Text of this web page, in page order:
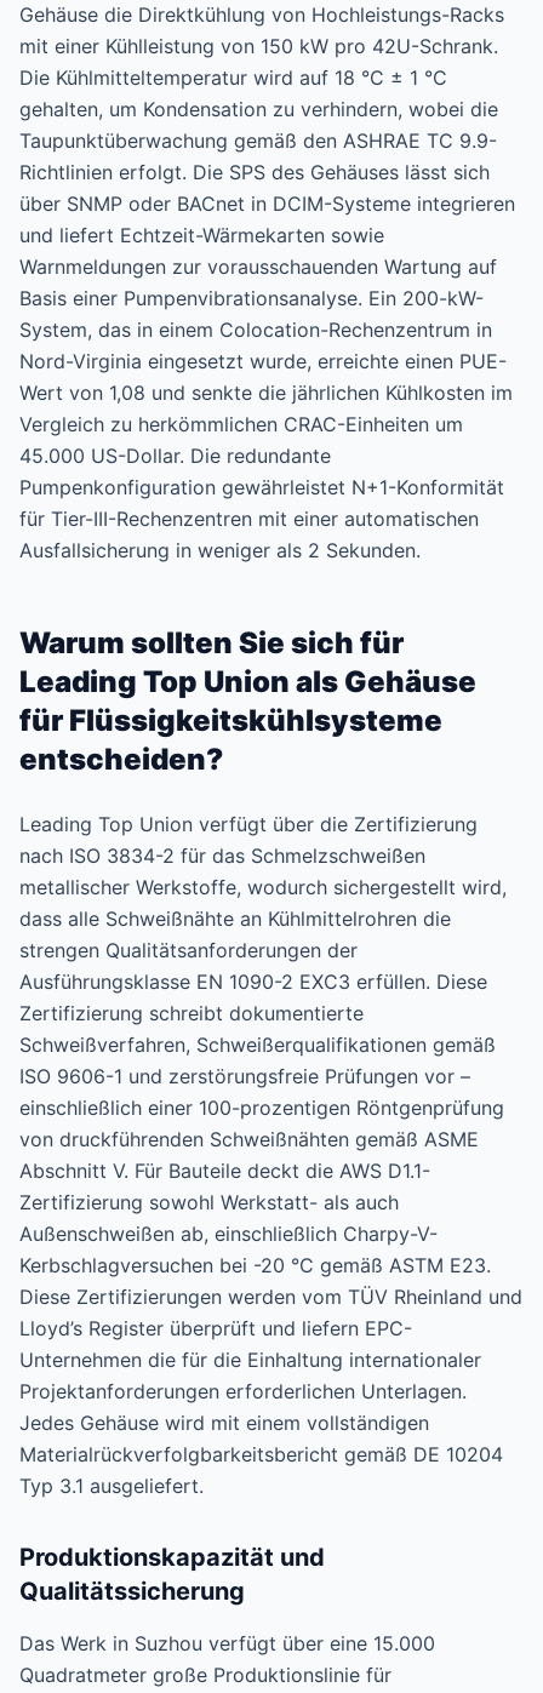
Gehäuse die Direktkühlung von Hochleistungs-Racks
mit einer Kühlleistung von 150 kW pro 42U-Schrank.
Die Kühlmitteltemperatur wird auf 18 °C ± 1 °C
gehalten, um Kondensation zu verhindern, wobei die
Taupunktüberwachung gemäß den ASHRAE TC 9.9-
Richtlinien erfolgt. Die SPS des Gehäuses lässt sich
über SNMP oder BACnet in DCIM-Systeme integrieren
und liefert Echtzeit-Wärmekarten sowie
Warnmeldungen zur vorausschauenden Wartung auf
Basis einer Pumpenvibrationsanalyse. Ein 200-kW-
System, das in einem Colocation-Rechenzentrum in
Nord-Virginia eingesetzt wurde, erreichte einen PUE-
Wert von 1,08 und senkte die jährlichen Kühlkosten im
Vergleich zu herkömmlichen CRAC-Einheiten um
45.000 US-Dollar. Die redundante
Pumpenkonfiguration gewährleistet N+1-Konformität
für Tier-III-Rechenzentren mit einer automatischen
Ausfallsicherung in weniger als 2 Sekunden.
Warum sollten Sie sich für
Leading Top Union als Gehäuse
für Flüssigkeitskühlsysteme
entscheiden?
Leading Top Union verfügt über die Zertifizierung
nach ISO 3834-2 für das Schmelzschweißen
metallischer Werkstoffe, wodurch sichergestellt wird,
dass alle Schweißnähte an Kühlmittelrohren die
strengen Qualitätsanforderungen der
Ausführungsklasse EN 1090-2 EXC3 erfüllen. Diese
Zertifizierung schreibt dokumentierte
Schweißverfahren, Schweißerqualifikationen gemäß
ISO 9606-1 und zerstörungsfreie Prüfungen vor –
einschließlich einer 100-prozentigen Röntgenprüfung
von druckführenden Schweißnähten gemäß ASME
Abschnitt V. Für Bauteile deckt die AWS D1.1-
Zertifizierung sowohl Werkstatt- als auch
Außenschweißen ab, einschließlich Charpy-V-
Kerbschlagversuchen bei -20 °C gemäß ASTM E23.
Diese Zertifizierungen werden vom TÜV Rheinland und
Lloyd’s Register überprüft und liefern EPC-
Unternehmen die für die Einhaltung internationaler
Projektanforderungen erforderlichen Unterlagen.
Jedes Gehäuse wird mit einem vollständigen
Materialrückverfolgbarkeitsbericht gemäß DE 10204
Typ 3.1 ausgeliefert.
Produktionskapazität und
Qualitätssicherung
Das Werk in Suzhou verfügt über eine 15.000
Quadratmeter große Produktionslinie für